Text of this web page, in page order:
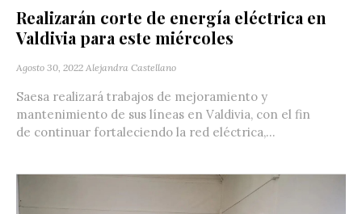
Realizarán corte de energía eléctrica en
Valdivia para este miércoles
Agosto 30, 2022 Alejandra Castellano
Saesa realizará trabajos de mejoramiento y
mantenimiento de sus líneas en Valdivia, con el fin
de continuar fortaleciendo la red eléctrica,...